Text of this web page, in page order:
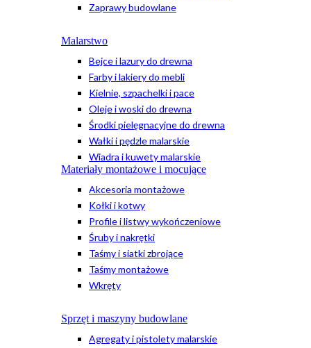
Zaprawy budowlane
Malarstwo
Bejce i lazury do drewna
Farby i lakiery do mebli
Kielnie, szpachelki i pace
Oleje i woski do drewna
Środki pielęgnacyjne do drewna
Wałki i pędzle malarskie
Wiadra i kuwety malarskie
Materiały montażowe i mocujące
Akcesoria montażowe
Kołki i kotwy
Profile i listwy wykończeniowe
Śruby i nakrętki
Taśmy i siatki zbrojące
Taśmy montażowe
Wkręty
Sprzęt i maszyny budowlane
Agregaty i pistolety malarskie